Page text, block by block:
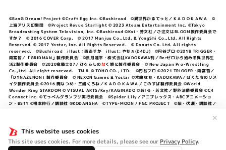
This website uses cookies
This site uses cookies. For more details, please see our Privacy Policy.
✕
©BanG Dream! Project ©Craft Egg Inc. ©Bushiroad ©異世界かるてっと／ＫＡＤＯＫＡＷＡ ©
上海アリス幻樂団 ©Project Revue Starlight © 2023 Ateam Entertainment Inc. ©Tokyo
Broadcasting System Television, Inc. ©Bushiroad ©Koi・芳文社／ご注文はBLOOM製作委員会で
すか？ © 2016 COVER Corp. © 2017 Manjuu Co.,Ltd. & YongShi Co.,Ltd. All Rights
Reserved. © 2017 Yostar, Inc. All Rights Reserved. © Donuts Co. Ltd. All rights
reserved. ©Bushiroad illust：西あすか illust: やちぇ(D4DJ) ©円谷プロ ©2018 TRIGGER・
雨宮哲／「GRIDMAN」製作委員会 ©長月達平・株式会社KADOKAWA刊／Re:ゼロから始める異世界生
活2製作委員会 ©2020竜騎士07／ひぐらしのなく頃に製作委員会 © New Japan Pro-Wrestling
Co.,Ltd. All right reserved. TM & © TOHO CO., LTD. ©円谷プロ ©2021 TRIGGER・雨宮哲／
「DYNAZENON」製作委員会 © NEXON Games & Yostar ©木緒なち・KADOKAWA／ぼくたちのリメ
イク製作委員会 ©2016 暁なつめ・三嶋くろね／ＫＡＤＯＫＡＷＡ／このすば製作委員会 ©World
Wonder Ring STARDOM © VISUAL ARTS/Key/KAGINADO ©あfろ・芳文社／野外活動委員会 ©C4
Connect Inc. ©てっぺんグランプリ実行委員会 ©Spider Lily／アニプレックス・ABCアニメーショ
ン・BS11 ©福本伸行／講談社 ®KODANSHA ©TYPE-MOON / FGC PROJECT ©柴・伏瀬・講談社／
©中村力斗・野澤ゆき子／集英社・君のことが大大大大大好きな製作委員会 ©IIS-P／ぽんのみち製作委
員会 ©円谷プロ ©2023 TRIGGER・雨宮哲／「劇場版グリッドマンユニバース」製作委員会 © NEXON
Games／アビドス商店街 ©プロジェクトラブライブ！蓮ノ空女学院スクールアイドルクラブ ©「勇気爆